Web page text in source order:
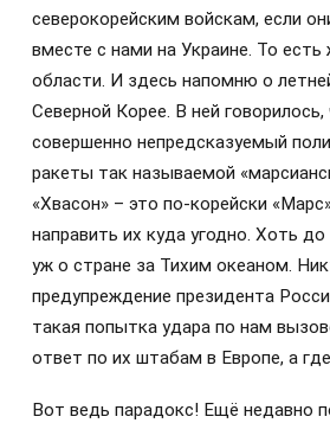
северокорейским войскам, если
вместе с нами на Украине. То есть
области. И здесь напомню о
Северной Корее. В ней
совершенно непредсказуемый
ракеты так называемой
«Хвасон» – это по-корейски
направить их куда угодно. Хоть
уж о стране за Тихим океаном.
предупреждение президента
такая попытка удара по нам
ответ по их штабам в Европе, а
Вот ведь парадокс! Ещё недавно